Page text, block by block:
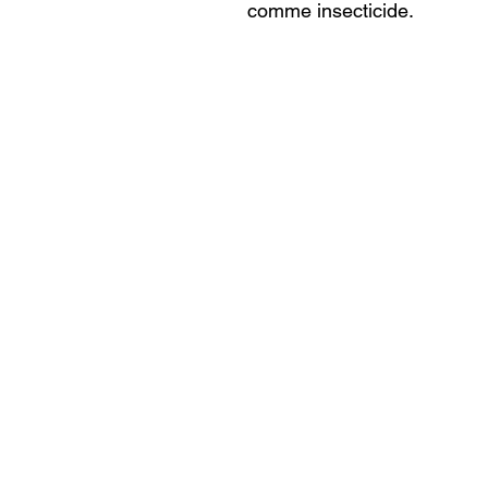
comme insecticide.